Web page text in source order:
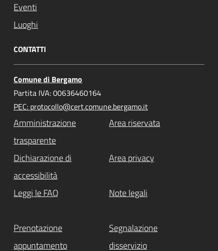
Eventi
Luoghi
CONTATTI
Comune di Bergamo
Partita IVA: 00636460164
PEC: protocollo@cert.comune.bergamo.it
Amministrazione
trasparente
Area riservata
Dichiarazione di
accessibilità
Area privacy
Leggi le FAQ Note legali
Prenotazione
appuntamento
Segnalazione
disservizio